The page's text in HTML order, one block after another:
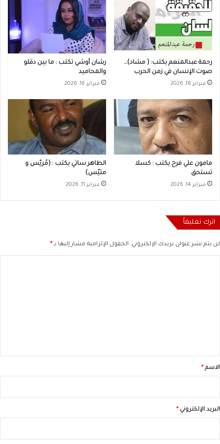
رحمة عبدالمنعم يكتب: ( مشاد)…
صوت الإنسان في زمن الحرب
فبراير 18, 2026
رشان أوشي تكتب : ما بين دقلو
والمحاميد
فبراير 16, 2026
مامون علي فرح يكتب : كسلا
تستحق
فبراير 14, 2026
الطاهر ساتي يكتب : ‏‏(مُريّس و
متيّس)
فبراير 11, 2026
اترك تعليقاً
لن يتم نشر عنوان بريدك الإلكتروني. الحقول الإلزامية مشار إليها بـ*
*الاسم*
البريد الإلكتروني*